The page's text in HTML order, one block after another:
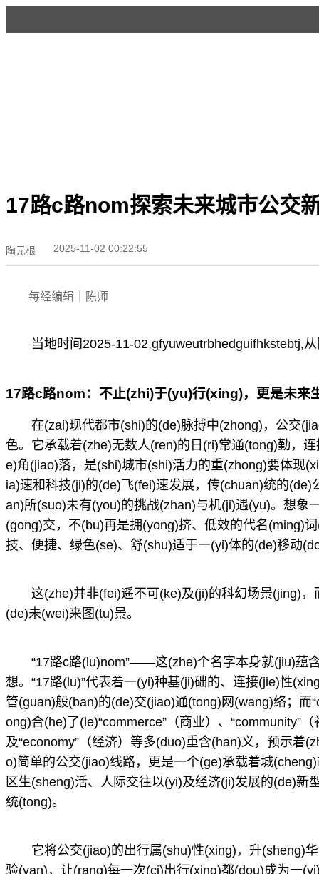
17路c路nom探索未来城市公交
陶元根 2025-11-02 00:22:55
每经编辑｜陈师
当地时间2025-11-02,gfyuweutrbhedguifhkstebtj,
17路c路nom：不止(zhi)于(yu)行(xing)，更是未来
在(zai)现代都市(shi)的(de)脉搏中(zhong)，公交
色。它承载着(zhe)无数人(ren)的日(ri)常通(tong)勤，
e)角(jiao)落，是(shi)城市(shi)活力的重(zhong)要体现
ia)速和科技(ji)的(de)飞(fei)速发展，传(chuan)统的
an)所(suo)未有(you)的挑战(zhan)与机(ji)遇(yu)。想象
(gong)交，不(bu)再是拥(yong)挤、低效的代名(ming)
技、便捷、绿色(se)、舒(shu)适于一(yi)体的(de)移动
这(zhe)并非(fei)遥不可(ke)及(ji)的科幻场景(jing)，
(de)未(wei)来图(tu)景。
“17路c路(lu)nom”——这(zhe)个名字本身就(jiu)蕴
想。“17路(lu)”代表着一(yi)种基(ji)础的、连接(jie)性
管(guan)般(ban)的(de)交(jiao)通(tong)网(wang)络；而
ong)合(he)了(le)“commerce”（商业）、“community”
及“economy”（经济）等多(duo)重含(han)义，预示着
o)简单的公交(jiao)线路，更是一个(ge)承载着城
区生(sheng)活、人际交往以(yi)及经济(ji)发展的(de)新
统(tong)。
它将公交(jiao)的出行属(shu)性(xing)，升(sheng)
验(yan)，让(rang)每一次(ci)出行(xing)都(dou)成为一